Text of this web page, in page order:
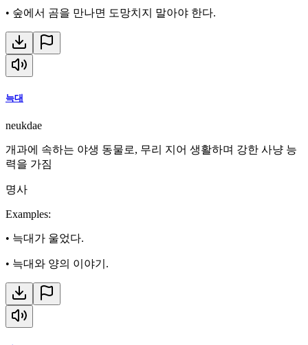
• 숲에서 곰을 만나면 도망치지 말아야 한다.
늑대
neukdae
개과에 속하는 야생 동물로, 무리 지어 생활하며 강한 사냥 능
력을 가짐
명사
Examples:
• 늑대가 울었다.
• 늑대와 양의 이야기.